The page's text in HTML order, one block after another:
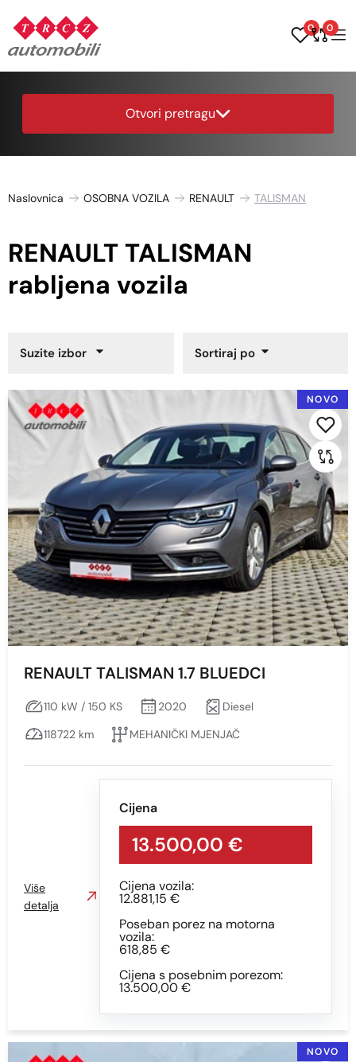
0 0
Otvori pretragu
Naslovnica OSOBNA VOZILA RENAULT TALISMAN
RENAULT TALISMAN
rabljena vozila
Suzite izbor
2021
Cijena
Min Max
Prikaži Obriši
Sortiraj po
NOVO
RENAULT TALISMAN 1.7 BLUEDCI
110 kW / 150 KS 2020
Diesel
118722 km
MEHANIČKI MJENJAČ
Cijena
13.500,00 €
Cijena vozila:
12.881,15 €
Poseban porez na motorna
vozila:
618,85 €
Cijena s posebnim porezom:
13.500,00 €
Više
detalja
NOVO